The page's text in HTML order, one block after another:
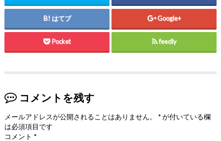
はてブ Google+
Pocket feedly
コメントを残す
メールアドレスが公開されることはありません。 *が付いている欄
は必須項目です
コメント *